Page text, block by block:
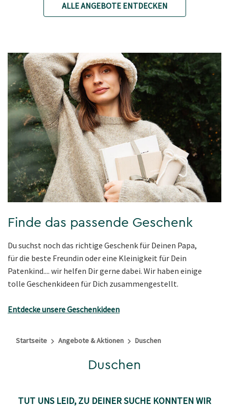
ALLE ANGEBOTE ENTDECKEN
Finde das passende Geschenk
Du suchst noch das richtige Geschenk für Deinen Papa,
für die beste Freundin oder eine Kleinigkeit für Dein
Patenkind.... wir helfen Dir gerne dabei. Wir haben einige
tolle Geschenkideen für Dich zusammengestellt.
Entdecke unsere Geschenkideen
Startseite Angebote & Aktionen Duschen
Duschen
TUT UNS LEID, ZU DEINER SUCHE KONNTEN WIR